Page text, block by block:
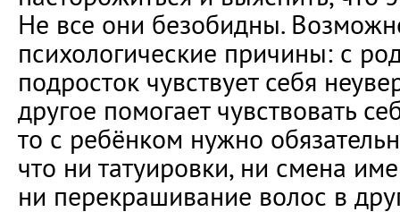
Не все они безобидны.
психологические причины: с
подросток чувствует себя
другое помогает чувствовать
то с ребёнком нужно
что ни татуировки, ни смена
ни перекрашивание волос в